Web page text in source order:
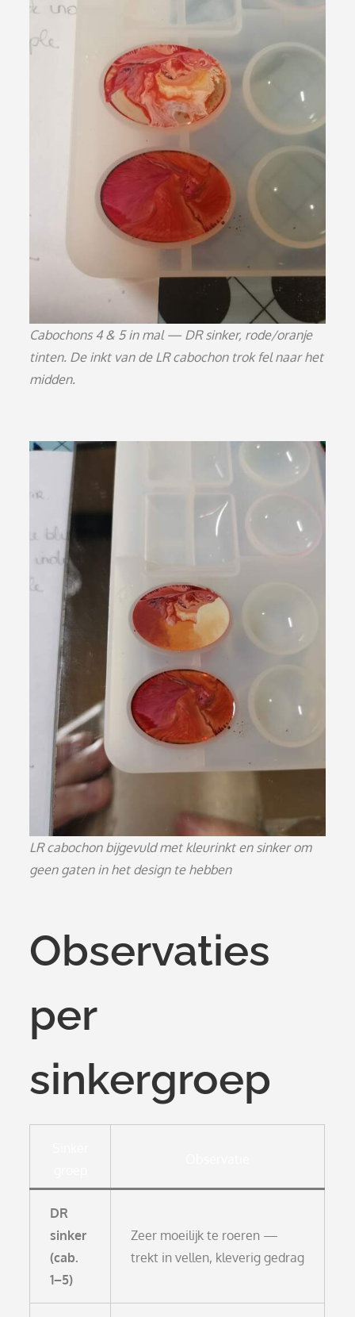
Cabochons 4 & 5 in mal — DR sinker, rode/oranje
tinten. De inkt van de LR cabochon trok fel naar het
midden.
LR cabochon bijgevuld met kleurinkt en sinker om
geen gaten in het design te hebben
Observaties
per
sinkergroep
DR
sinker
(cab.
1–5)
Zeer moeilijk te roeren —
trekt in vellen, kleverig gedrag